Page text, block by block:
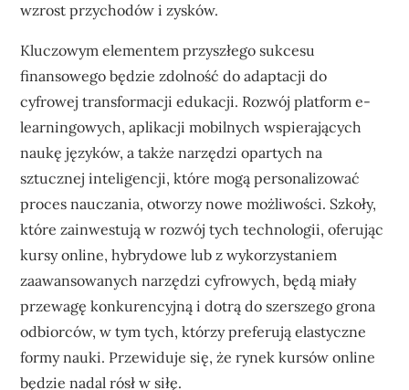
wzrost przychodów i zysków.
Kluczowym elementem przyszłego sukcesu
finansowego będzie zdolność do adaptacji do
cyfrowej transformacji edukacji. Rozwój platform e-
learningowych, aplikacji mobilnych wspierających
naukę języków, a także narzędzi opartych na
sztucznej inteligencji, które mogą personalizować
proces nauczania, otworzy nowe możliwości. Szkoły,
które zainwestują w rozwój tych technologii, oferując
kursy online, hybrydowe lub z wykorzystaniem
zaawansowanych narzędzi cyfrowych, będą miały
przewagę konkurencyjną i dotrą do szerszego grona
odbiorców, w tym tych, którzy preferują elastyczne
formy nauki. Przewiduje się, że rynek kursów online
będzie nadal rósł w siłę.